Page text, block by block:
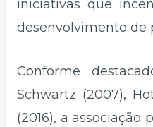
iniciativas que
desenvolvimento de
Conforme
Schwartz (2007),
(2016), a associação